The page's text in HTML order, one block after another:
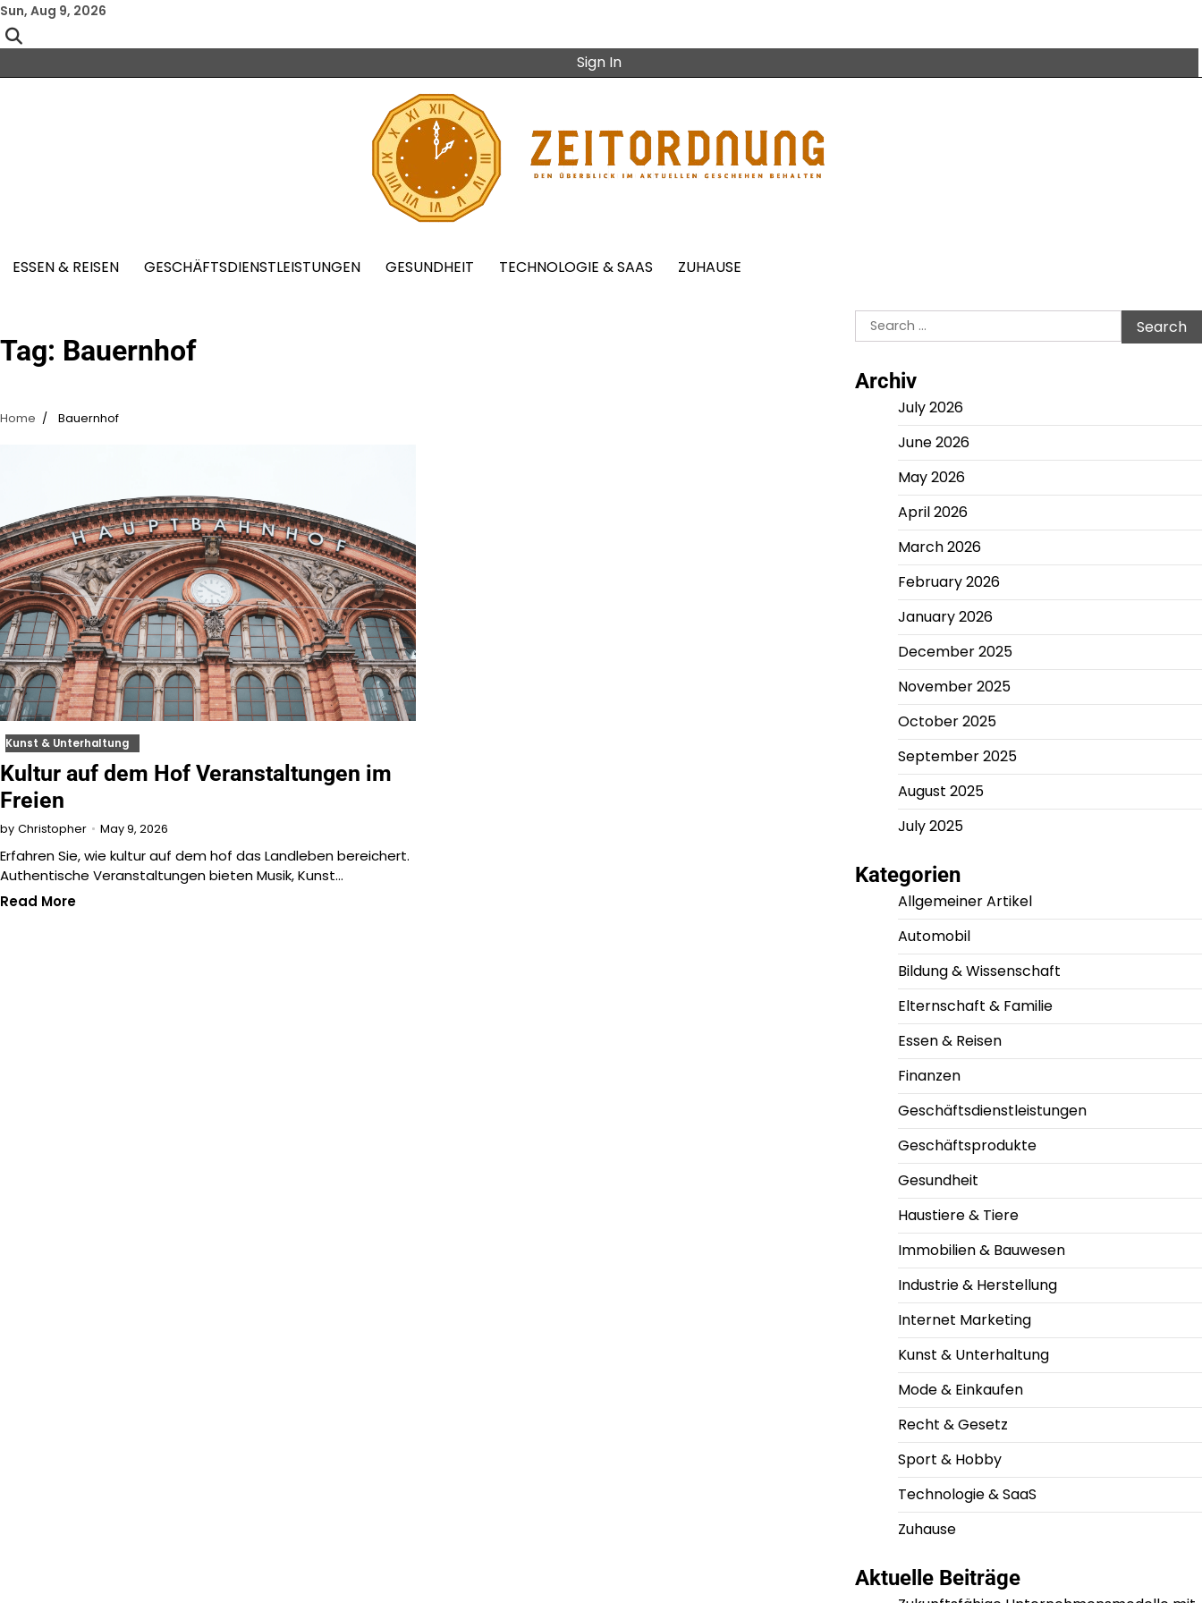
Skip
to
content
Sun, Aug 9, 2026
Sign In
ESSEN & REISEN GESCHÄFTSDIENSTLEISTUNGEN GESUNDHEIT TECHNOLOGIE & SAAS ZUHAUSE
Tag: Bauernhof
Home Bauernhof
Kunst & Unterhaltung
Kultur auf dem Hof Veranstaltungen im
Freien
by Christopher May 9, 2026
Erfahren Sie, wie kultur auf dem hof das Landleben bereichert.
Authentische Veranstaltungen bieten Musik, Kunst…
Read More
Search
for:
Archiv
July 2026
June 2026
May 2026
April 2026
March 2026
February 2026
January 2026
December 2025
November 2025
October 2025
September 2025
August 2025
July 2025
Kategorien
Allgemeiner Artikel
Automobil
Bildung & Wissenschaft
Elternschaft & Familie
Essen & Reisen
Finanzen
Geschäftsdienstleistungen
Geschäftsprodukte
Gesundheit
Haustiere & Tiere
Immobilien & Bauwesen
Industrie & Herstellung
Internet Marketing
Kunst & Unterhaltung
Mode & Einkaufen
Recht & Gesetz
Sport & Hobby
Technologie & SaaS
Zuhause
Aktuelle Beiträge